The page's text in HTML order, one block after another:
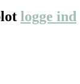
logge ind